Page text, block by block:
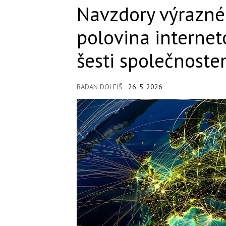
Navzdory
polovina
šesti
RADAN DOLEJŠ 26. 5. 2026